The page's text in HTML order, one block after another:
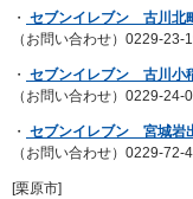
・ セブンイレブン 古川北
（お問い合わせ）0229-23-
・ セブンイレブン 古川小
（お問い合わせ）0229-24-
・ セブンイレブン 宮城岩
（お問い合わせ）0229-72-
[栗原市]